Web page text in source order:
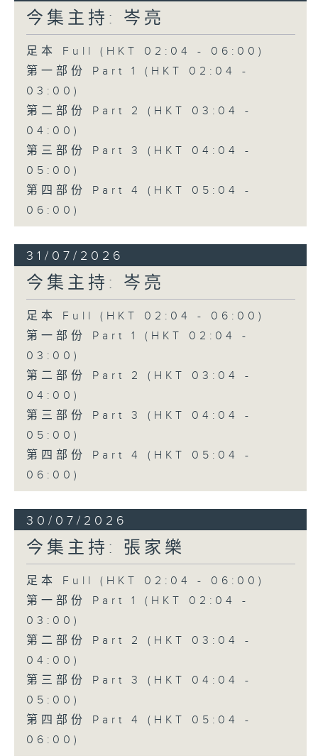
今集主持: 岑亮
足本 Full (HKT 02:04 - 06:00)
第一部份 Part 1 (HKT 02:04 -
03:00)
第二部份 Part 2 (HKT 03:04 -
04:00)
第三部份 Part 3 (HKT 04:04 -
05:00)
第四部份 Part 4 (HKT 05:04 -
06:00)
31/07/2026
今集主持: 岑亮
足本 Full (HKT 02:04 - 06:00)
第一部份 Part 1 (HKT 02:04 -
03:00)
第二部份 Part 2 (HKT 03:04 -
04:00)
第三部份 Part 3 (HKT 04:04 -
05:00)
第四部份 Part 4 (HKT 05:04 -
06:00)
30/07/2026
今集主持: 張家樂
足本 Full (HKT 02:04 - 06:00)
第一部份 Part 1 (HKT 02:04 -
03:00)
第二部份 Part 2 (HKT 03:04 -
04:00)
第三部份 Part 3 (HKT 04:04 -
05:00)
第四部份 Part 4 (HKT 05:04 -
06:00)